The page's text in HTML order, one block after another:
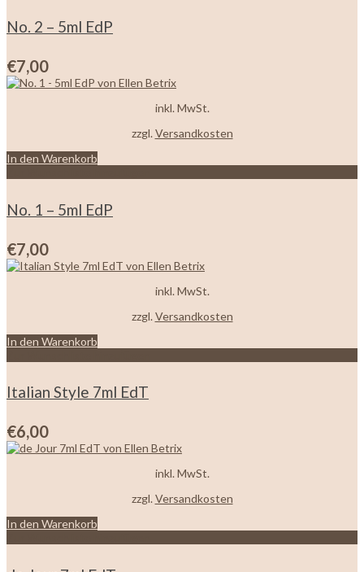
No. 2 – 5ml EdP
€7,00
inkl. MwSt.
zzgl. Versandkosten
In den Warenkorb
No. 1 – 5ml EdP
€7,00
inkl. MwSt.
zzgl. Versandkosten
In den Warenkorb
Italian Style 7ml EdT
€6,00
inkl. MwSt.
zzgl. Versandkosten
In den Warenkorb